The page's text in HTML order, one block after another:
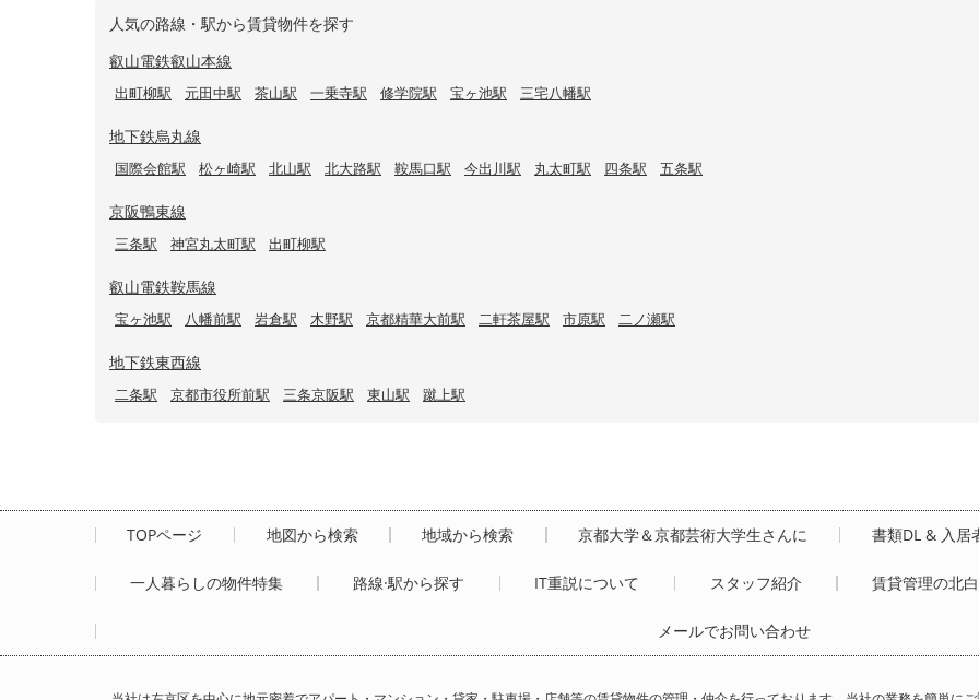
人気の路線・駅から賃貸物件を探す
叡山電鉄叡山本線
出町柳駅 元田中駅 茶山駅 一乗寺駅 修学院駅 宝ヶ池駅 三宅八幡駅
地下鉄烏丸線
国際会館駅 松ヶ崎駅 北山駅 北大路駅 鞍馬口駅 今出川駅 丸太町駅 四条駅 五条駅
京阪鴨東線
三条駅 神宮丸太町駅 出町柳駅
叡山電鉄鞍馬線
宝ヶ池駅 八幡前駅 岩倉駅 木野駅 京都精華大前駅 二軒茶屋駅 市原駅 二ノ瀬駅
地下鉄東西線
二条駅 京都市役所前駅 三条京阪駅 東山駅 蹴上駅
TOPページ 地図から検索 地域から検索 京都大学＆京都芸術大学生さんに 書類DL & 入居
一人暮らしの物件特集 路線·駅から探す IT重説について スタッフ紹介 賃貸管理の北
メールでお問い合わせ